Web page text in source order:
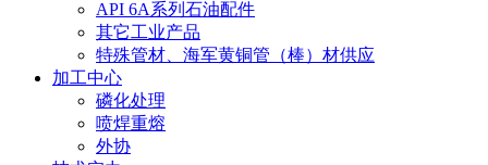
API 6A系列石油配件
其它工业产品
特殊管材、海军黄铜管（棒）材供应
加工中心
磷化处理
喷焊重熔
外协